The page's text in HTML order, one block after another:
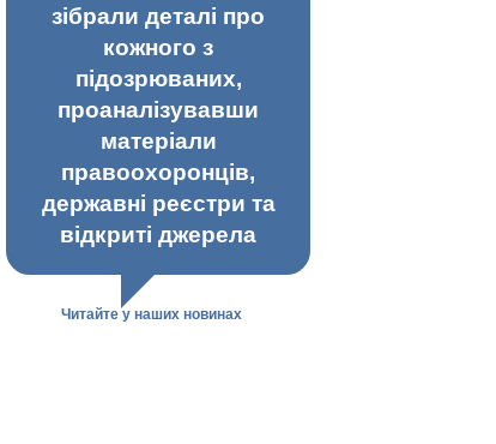
зібрали деталі про
кожного з
підозрюваних,
проаналізувавши
матеріали
правоохоронців,
державні реєстри та
відкриті джерела
Читайте у наших новинах